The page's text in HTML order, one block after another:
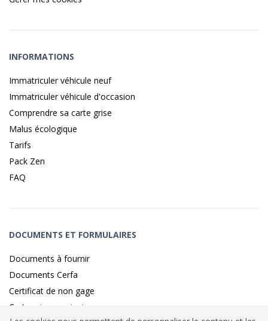
INFORMATIONS
Immatriculer véhicule neuf
Immatriculer véhicule d'occasion
Comprendre sa carte grise
Malus écologique
Tarifs
Pack Zen
FAQ
DOCUMENTS ET FORMULAIRES
Documents à fournir
Documents Cerfa
Certificat de non gage
Carte grise provisoire